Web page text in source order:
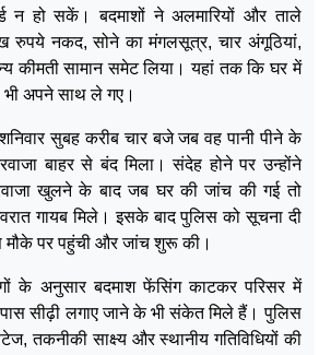
न हो सकें। बदमाशों ने अलमारियों और ताले
रुपये नकद, सोने का मंगलसूत्र, चार अंगूठियां,
कीमती सामान समेट लिया। यहां तक कि घर में
भी अपने साथ ले गए।
सुबह करीब चार बजे जब वह पानी पीने के
बाहर से बंद मिला। संदेह होने पर उन्होंने
खुलने के बाद जब घर की जांच की गई तो
गायब मिले। इसके बाद पुलिस को सूचना दी
मौके पर पहुंची और जांच शुरू की।
के अनुसार बदमाश फेंसिंग काटकर परिसर में
सीढ़ी लगाए जाने के भी संकेत मिले हैं। पुलिस
तकनीकी साक्ष्य और स्थानीय गतिविधियों की